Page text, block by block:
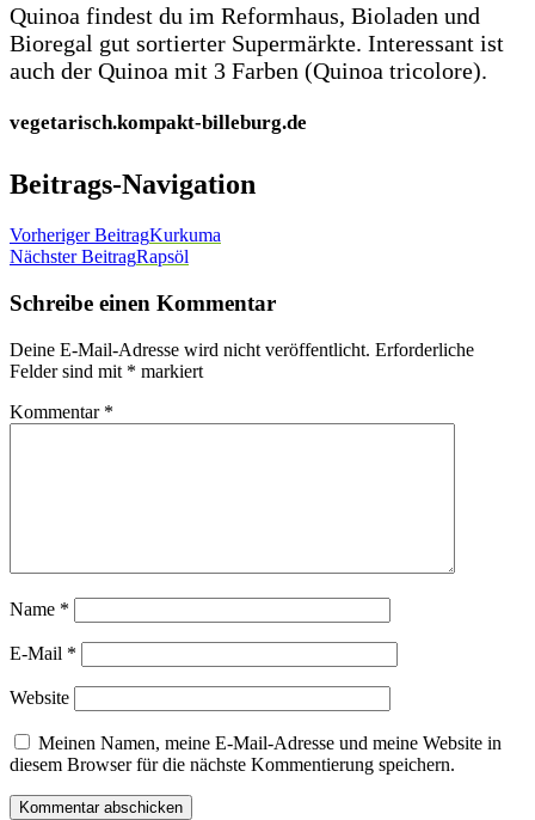
Quinoa findest du im Reformhaus, Bioladen und
Bioregal gut sortierter Supermärkte. Interessant ist
auch der Quinoa mit 3 Farben (Quinoa tricolore).
vegetarisch.kompakt-billeburg.de
Beitrags-Navigation
Vorheriger BeitragKurkuma
Nächster BeitragRapsöl
Schreibe einen Kommentar
Deine E-Mail-Adresse wird nicht veröffentlicht. Erforderliche
Felder sind mit * markiert
Kommentar *
Name *
E-Mail *
Website
Meinen Namen, meine E-Mail-Adresse und meine Website in
diesem Browser für die nächste Kommentierung speichern.